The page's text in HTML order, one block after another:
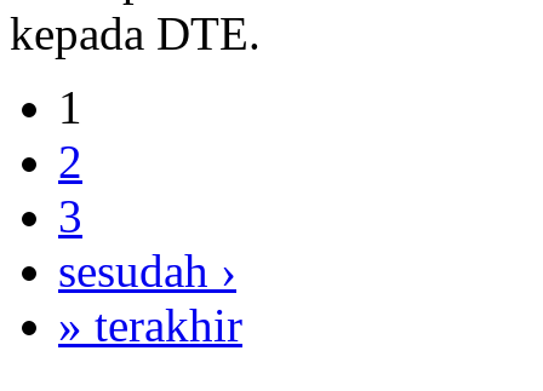
kepada DTE.
1
2
3
sesudah ›
» terakhir